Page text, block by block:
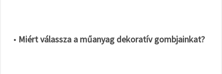
• Miért válassza a műanyag dekoratív gombjainkat?